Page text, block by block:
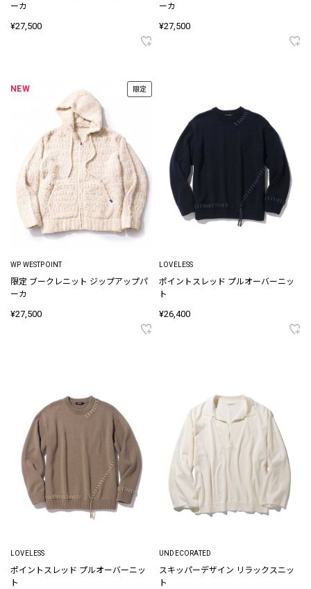
ーカ
¥27,500
ーカ
¥27,500
NEW 限定
WP WESTPOINT
限定 ブークレニット ジップアップパ
ーカ
¥27,500
LOVELESS
ポイントスレッド プルオーバーニッ
ト
¥26,400
LOVELESS
ポイントスレッド プルオーバーニッ
ト
UNDECORATED
スキッパーデザイン リラックスニッ
ト